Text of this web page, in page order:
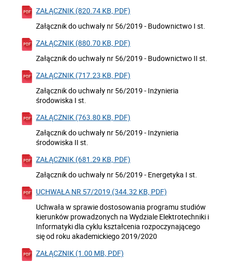
ZAŁĄCZNIK (820.74 KB, PDF)
Załącznik do uchwały nr 56/2019 - Budownictwo I st.
ZAŁĄCZNIK (880.70 KB, PDF)
Załącznik do uchwały nr 56/2019 - Budownictwo II st.
ZAŁĄCZNIK (717.23 KB, PDF)
Załącznik do uchwały nr 56/2019 - Inżynieria
środowiska I st.
ZAŁĄCZNIK (763.80 KB, PDF)
Załącznik do uchwały nr 56/2019 - Inżynieria
środowiska II st.
ZAŁĄCZNIK (681.29 KB, PDF)
Załącznik do uchwały nr 56/2019 - Energetyka I st.
UCHWAŁA NR 57/2019 (344.32 KB, PDF)
Uchwała w sprawie dostosowania programu studiów
kierunków prowadzonych na Wydziale Elektrotechniki i
Informatyki dla cyklu kształcenia rozpoczynającego
się od roku akademickiego 2019/2020
ZAŁĄCZNIK (1.00 MB, PDF)